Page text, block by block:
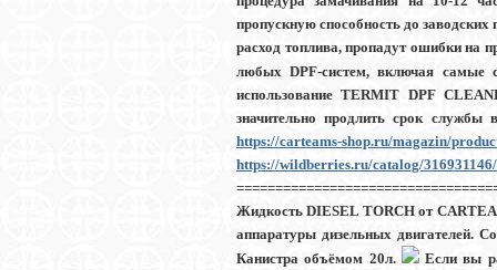
пропускную способность до
расход топлива, пропадут ошибки на
любых DPF-систем, включая самые
использование TERMIT DPF
значительно продлить срок службы
https://carteams-shop.ru/magazin/
https://wildberries.ru/catalog/
Жидкость DIESEL TORCH от
аппаратуры дизельных двигателей.
Канистра объёмом 20л.
Если вы